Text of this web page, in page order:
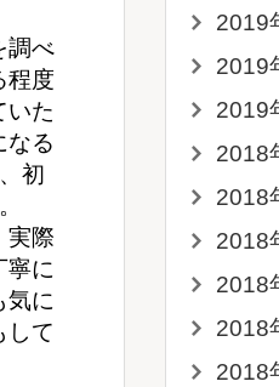
調べ
程度
いた
なる
初
実際
寧に
気に
して
2019
2019
2019
2018
2018
2018
2018
2018
2018